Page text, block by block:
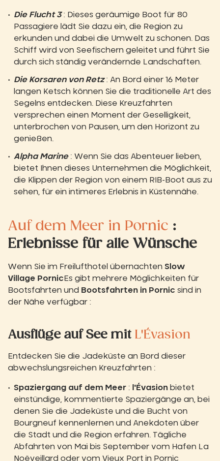
Die Flucht 3: Dieses geräumige Boot für 80
Passagiere lädt Sie dazu ein, die Region zu
erkunden und dabei die Umwelt zu schonen. Das
Schiff wird von Seefischern geleitet und führt Sie
durch sich ständig verändernde Landschaften.
Die Korsaren von Retz: An Bord einer 16 Meter
langen Ketsch können Sie die traditionelle Art des
Segelns entdecken. Diese Kreuzfahrten
versprechen einen Moment der Geselligkeit,
unterbrochen von Pausen, um den Horizont zu
genießen.
Alpha Marine: Wenn Sie das Abenteuer lieben,
bietet Ihnen dieses Unternehmen die Möglichkeit,
die Klippen der Region von einem RIB-Boot aus zu
sehen, für ein intimeres Erlebnis in Küstennähe.
Auf dem Meer in Pornic :
Erlebnisse für alle Wünsche
Wenn Sie im Freilufthotel übernachten Slow
Village Pornic Es gibt mehrere Möglichkeiten für
Bootsfahrten und Bootsfahrten in Pornic sind in
der Nähe verfügbar :
Ausflüge auf See mit L'Évasion
Entdecken Sie die Jadeküste an Bord dieser
abwechslungsreichen Kreuzfahrten :
Spaziergang auf dem Meer : l'Évasion bietet
einstündige, kommentierte Spaziergänge an, bei
denen Sie die Jadeküste und die Bucht von
Bourgneuf kennenlernen und Anekdoten über
die Stadt und die Region erfahren. Tägliche
Abfahrten von Mai bis September vom Hafen La
Noëveillard oder vom Vieux Port in Pornic